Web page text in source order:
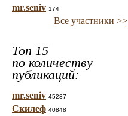
mr.seniv 174
Все участники >>
Топ 15
по количеству
публикаций:
mr.seniv 45237
Скилеф 40848